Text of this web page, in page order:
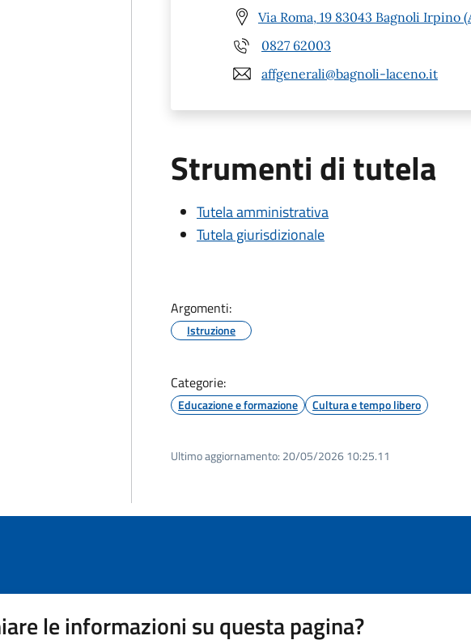
Via Roma, 19 83043 Bagnoli Irpino
0827 62003
affgenerali@bagnoli-laceno.it
Strumenti di tutela
Tutela amministrativa
Tutela giurisdizionale
Argomenti:
Istruzione
Categorie:
Educazione e formazione Cultura e tempo libero
Ultimo aggiornamento: 20/05/2026 10:25.11
le informazioni su questa pagina?